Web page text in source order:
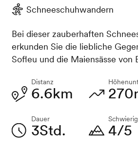
Schneeschuhwandern
Bei dieser zauberhaften
erkunden Sie die liebliche
Sofleu und die Maiensässe von
Distanz
6.6km
Dauer
3Std. 4/5